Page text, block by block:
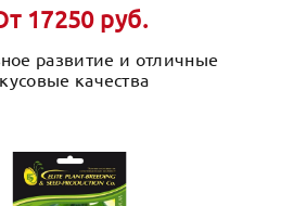
17250 руб.
развитие и отличные
качества